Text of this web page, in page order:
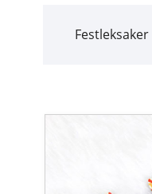
Festleksaker